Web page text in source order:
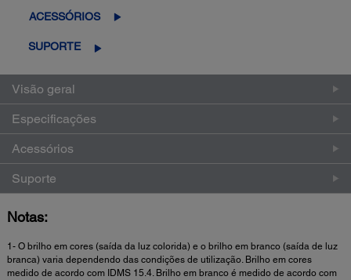
ACESSÓRIOS
SUPORTE
Visão geral
Especificações
Acessórios
Suporte
Notas:
1- O brilho em cores (saída da luz colorida) e o brilho em branco (saída de luz
branca) varia dependendo das condições de utilização. Brilho em cores
medido de acordo com IDMS 15.4. Brilho em branco é medido de acordo com